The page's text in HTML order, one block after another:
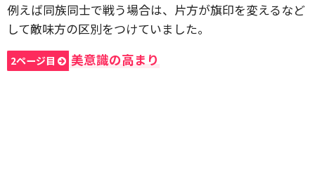
例えば同族同士で戦う場合は、片方が旗印を変えるなど
して敵味方の区別をつけていました。
2ページ目 美意識の高まり